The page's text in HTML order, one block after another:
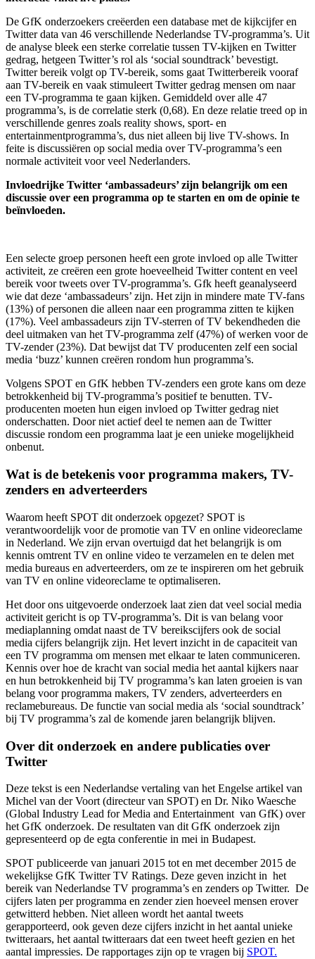
De GfK onderzoekers creëerden een database met de kijkcijfer en
Twitter data van 46 verschillende Nederlandse TV-programma’s. Uit
de analyse bleek een sterke correlatie tussen TV-kijken en Twitter
gedrag, hetgeen Twitter’s rol als ‘social soundtrack’ bevestigt.
Twitter bereik volgt op TV-bereik, soms gaat Twitterbereik vooraf
aan TV-bereik en vaak stimuleert Twitter gedrag mensen om naar
een TV-programma te gaan kijken. Gemiddeld over alle 47
programma’s, is de correlatie sterk (0,68). En deze relatie treed op in
verschillende genres zoals reality shows, sport- en
entertainmentprogramma’s, dus niet alleen bij live TV-shows. In
feite is discussiëren op social media over TV-programma’s een
normale activiteit voor veel Nederlanders.
Invloedrijke Twitter ‘ambassadeurs’ zijn belangrijk om een
discussie over een programma op te starten en om de opinie te
beïnvloeden.
Een selecte groep personen heeft een grote invloed op alle Twitter
activiteit, ze creëren een grote hoeveelheid Twitter content en veel
bereik voor tweets over TV-programma’s. Gfk heeft geanalyseerd
wie dat deze ‘ambassadeurs’ zijn. Het zijn in mindere mate TV-fans
(13%) of personen die alleen naar een programma zitten te kijken
(17%). Veel ambassadeurs zijn TV-sterren of TV bekendheden die
deel uitmaken van het TV-programma zelf (47%) of werken voor de
TV-zender (23%). Dat bewijst dat TV producenten zelf een social
media ‘buzz’ kunnen creëren rondom hun programma’s.
Volgens SPOT en GfK hebben TV-zenders een grote kans om deze
betrokkenheid bij TV-programma’s positief te benutten. TV-
producenten moeten hun eigen invloed op Twitter gedrag niet
onderschatten. Door niet actief deel te nemen aan de Twitter
discussie rondom een programma laat je een unieke mogelijkheid
onbenut.
Wat is de betekenis voor programma makers, TV-
zenders en adverteerders
Waarom heeft SPOT dit onderzoek opgezet? SPOT is
verantwoordelijk voor de promotie van TV en online videoreclame
in Nederland. We zijn ervan overtuigd dat het belangrijk is om
kennis omtrent TV en online video te verzamelen en te delen met
media bureaus en adverteerders, om ze te inspireren om het gebruik
van TV en online videoreclame te optimaliseren.
Het door ons uitgevoerde onderzoek laat zien dat veel social media
activiteit gericht is op TV-programma’s. Dit is van belang voor
mediaplanning omdat naast de TV bereikscijfers ook de social
media cijfers belangrijk zijn. Het levert inzicht in de capaciteit van
een TV programma om mensen met elkaar te laten communiceren.
Kennis over hoe de kracht van social media het aantal kijkers naar
en hun betrokkenheid bij TV programma’s kan laten groeien is van
belang voor programma makers, TV zenders, adverteerders en
reclamebureaus. De functie van social media als ‘social soundtrack’
bij TV programma’s zal de komende jaren belangrijk blijven.
Over dit onderzoek en andere publicaties over
Twitter
Deze tekst is een Nederlandse vertaling van het Engelse artikel van
Michel van der Voort (directeur van SPOT) en Dr. Niko Waesche
(Global Industry Lead for Media and Entertainment van GfK) over
het GfK onderzoek. De resultaten van dit GfK onderzoek zijn
gepresenteerd op de egta conferentie in mei in Budapest.
SPOT publiceerde van januari 2015 tot en met december 2015 de
wekelijkse GfK Twitter TV Ratings. Deze geven inzicht in het
bereik van Nederlandse TV programma’s en zenders op Twitter. De
cijfers laten per programma en zender zien hoeveel mensen erover
getwitterd hebben. Niet alleen wordt het aantal tweets
gerapporteerd, ook geven deze cijfers inzicht in het aantal unieke
twitteraars, het aantal twitteraars dat een tweet heeft gezien en het
aantal impressies. De rapportages zijn op te vragen bij SPOT.